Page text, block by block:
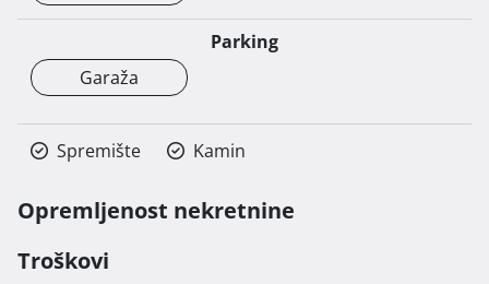
Parking
Garaža
Spremište Kamin
Opremljenost nekretnine
Troškovi